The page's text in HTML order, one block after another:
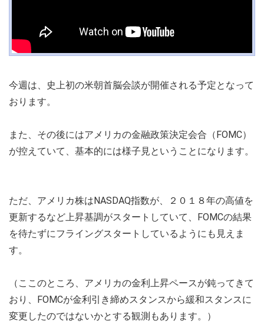
今週は、史上初の米朝首脳会談が開催される予定となって
おります。
また、その後にはアメリカの金融政策決定会合（FOMC）
が控えていて、基本的には様子見ということになります。
ただ、アメリカ株はNASDAQ指数が、２０１８年の高値を
更新するなど上昇基調がスタートしていて、FOMCの結果
を待たずにフライングスタートしているようにも見えま
す。
（ここのところ、アメリカの金利上昇ペースが鈍ってきて
おり、FOMCが金利引き締めスタンスから緩和スタンスに
変更したのではないかとする観測もあります。）